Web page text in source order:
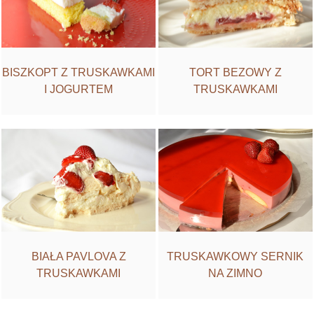
BISZKOPT Z TRUSKAWKAMI
I JOGURTEM
TORT BEZOWY Z
TRUSKAWKAMI
BIAŁA PAVLOVA Z
TRUSKAWKAMI
TRUSKAWKOWY SERNIK
NA ZIMNO